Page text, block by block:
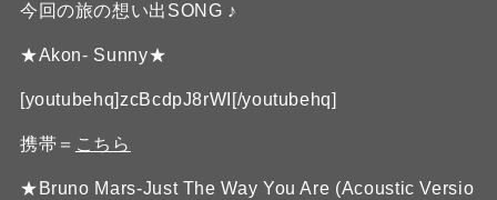
今回の旅の想い出SONG ♪
★Akon- Sunny★
[youtubehq]zcBcdpJ8rWI[/youtubehq]
携帯＝ こちら
★Bruno Mars-Just The Way You Are (Acoustic Versio